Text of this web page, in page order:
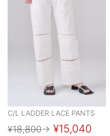
C/L LADDER LACE PANTS
¥18,800→ ¥15,040